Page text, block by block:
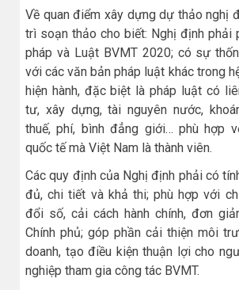
Về quan điểm xây dựng dự thảo nghị
trì soạn thảo cho biết: Nghị định phải
pháp và Luật BVMT 2020; có sự
với các văn bản pháp luật khác trong
hiện hành, đặc biệt là pháp luật có
tư, xây dựng, tài nguyên nước,
thuế, phí, bình đẳng giới… phù hợp
quốc tế mà Việt Nam là thành viên.
Các quy định của Nghị định phải có
đủ, chi tiết và khả thi; phù hợp với
đổi số, cải cách hành chính, đơn
Chính phủ; góp phần cải thiện môi
doanh, tạo điều kiện thuận lợi cho
nghiệp tham gia công tác BVMT.